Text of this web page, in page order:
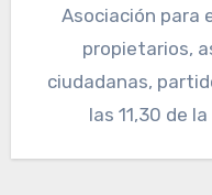
Asociación para
propietarios,
ciudadanas,
las 11,30 de